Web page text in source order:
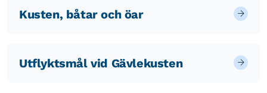
Kusten, båtar och öar
Utflyktsmål vid Gävlekusten